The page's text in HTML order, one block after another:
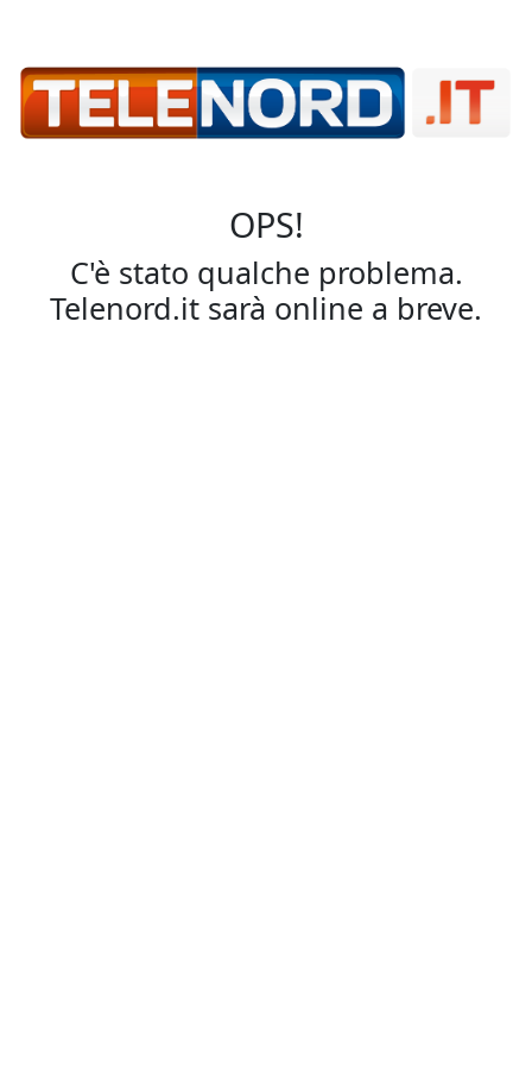
OPS!
C'è stato qualche problema.
Telenord.it sarà online a breve.